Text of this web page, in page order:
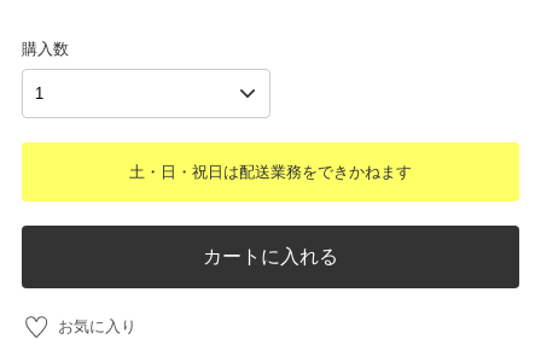
購入数
土・日・祝日は配送業務をできかねます
カートに入れる
お気に入り